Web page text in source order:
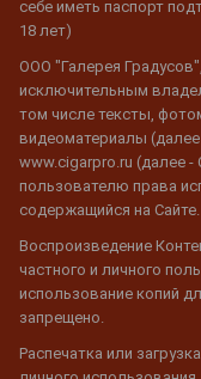
себе иметь паспорт
18 лет)
ООО "Галерея
исключительным
том числе тексты,
видеоматериалы
www.cigarpro.ru (далее -
пользователю права
содержащийся на Сайте.
Воспроизведение
частного и личного
использование копий
запрещено.
Распечатка или